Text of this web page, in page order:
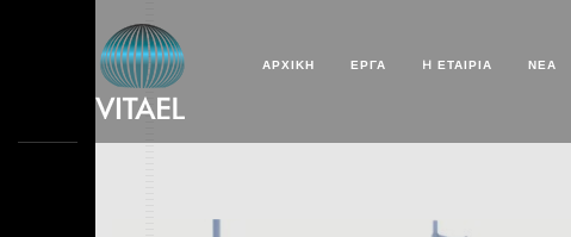
ΑΡΧΙΚΗ ΕΡΓΑ H ΕΤΑΙΡΊΑ ΝΕΑ